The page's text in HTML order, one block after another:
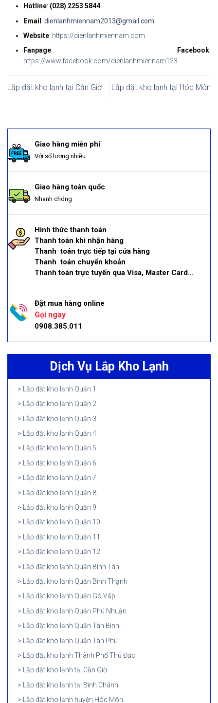
Hotline: (028) 2253 5844
Email:dienlanhmiennam2013@gmail.com
Website: https://dienlanhmiennam.com
Fanpage Facebook:
https://www.facebook.com/dienlanhmiennam123
Lắp đặt kho lạnh tại Cần Giờ Lắp đặt kho lạnh tại Hóc Môn
Giao hàng miễn phí
Với số lượng nhiều
Giao hàng toàn quốc
Nhanh chóng
Hình thức thanh toán
Thanh toán khi nhận hàng
Thanh toán trực tiếp tại cửa hàng
Thanh toán chuyển khoản
Thanh toán trực tuyến qua Visa, Master Card...
Đặt mua hàng online
Gọi ngay
0908.385.011
Dịch Vụ Lắp Kho Lạnh
Lắp đặt kho lạnh Quận 1
Lắp đặt kho lạnh Quận 2
Lắp đặt kho lạnh Quận 3
Lắp đặt kho lạnh Quận 4
Lắp đặt kho lạnh Quận 5
Lắp đặt kho lạnh Quận 6
Lắp đặt kho lạnh Quận 7
Lắp đặt kho lạnh Quận 8
Lắp đặt kho lạnh Quận 9
Lắp đặt kho lạnh Quận 10
Lắp đặt kho lạnh Quận 11
Lắp đặt kho lạnh Quận 12
Lắp đặt kho lạnh Quận Bình Tân
Lắp đặt kho lạnh Quận Bình Thạnh
Lắp đặt kho lạnh Quận Gò Vấp
Lắp đặt kho lạnh Quận Phú Nhuận
Lắp đặt kho lạnh Quận Tân Bình
Lắp đặt kho lạnh Quận Tân Phú
Lắp đặt kho lạnh Thành Phố Thủ Đức
Lắp đặt kho lạnh tại Cần Giờ
Lắp đặt kho lạnh tại Bình Chánh
Lắp đặt kho lạnh huyện Hóc Môn